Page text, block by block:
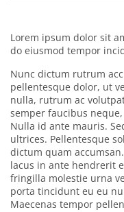
Lorem ipsum dolor sit
do eiusmod tempor
Nunc dictum rutrum
pellentesque dolor, ut
nulla, rutrum ac
semper faucibus
Nulla id ante mauris.
ultrices. Pellentesque
dictum quam
lacus in ante hendrerit
fringilla molestie urna
porta tincidunt eu eu
Maecenas tempor